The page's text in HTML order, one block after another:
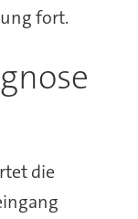
fort.
die